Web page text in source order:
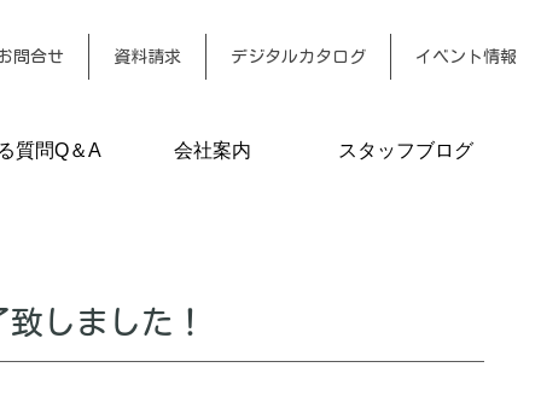
問合せ 資料請求 デジタルカタログ イベント情報
質問Q＆A 会社案内 スタッフブログ
しました！